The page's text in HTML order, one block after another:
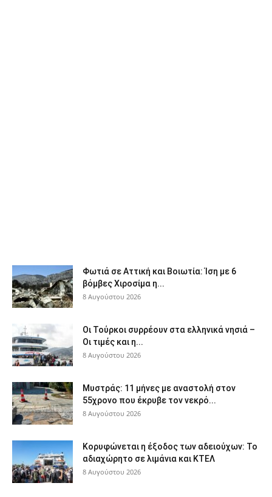
Φωτιά σε Αττική και Βοιωτία: Ίση με 6
βόμβες Χιροσίμα η...
8 Αυγούστου 2026
Οι Τούρκοι συρρέουν στα ελληνικά νησιά –
Οι τιμές και η...
8 Αυγούστου 2026
Μυστράς: 11 μήνες με αναστολή στον
55χρονο που έκρυβε τον νεκρό...
8 Αυγούστου 2026
Κορυφώνεται η έξοδος των αδειούχων: Το
αδιαχώρητο σε λιμάνια και ΚΤΕΛ
8 Αυγούστου 2026